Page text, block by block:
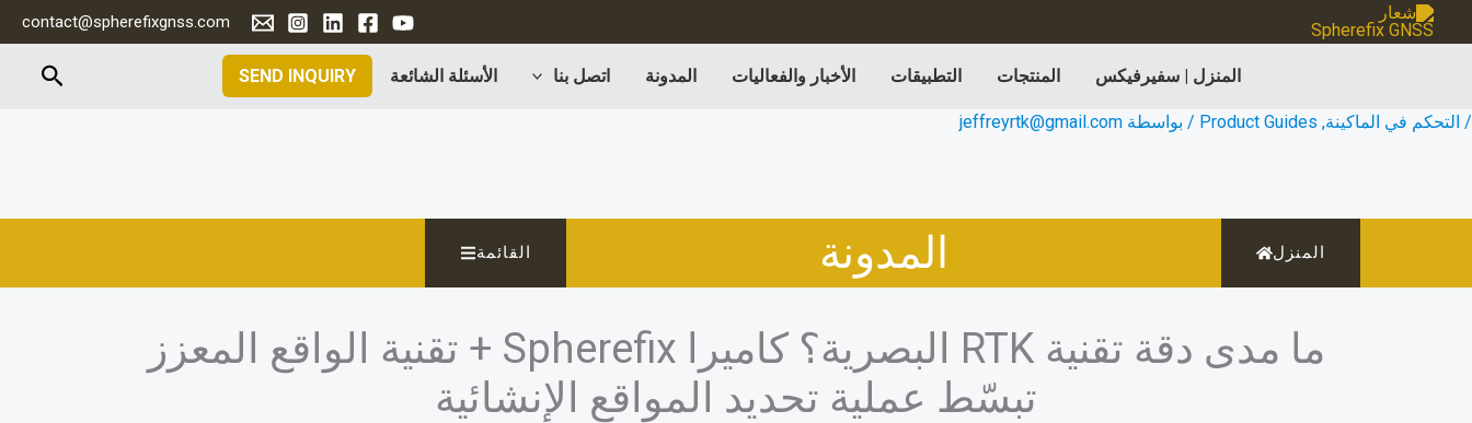
تخطي
إلى
contact@spherefixgnss.com
المنزل | سفيرفيكس المنتجات التطبيقات الأخبار والفعاليات المدونة اتصل بنا الأسئلة الشائعة SEND INQUIRY البحث
/ التحكم في الماكينة,
Product Guides / بواسطة jeffreyrtk@gmail.com
المنزل المدونة القائمة
ما مدى دقة تقنية RTK البصرية؟ كاميرا Spherefix + تقنية الواقع المعزز
تبسّط عملية تحديد المواقع الإنشائية